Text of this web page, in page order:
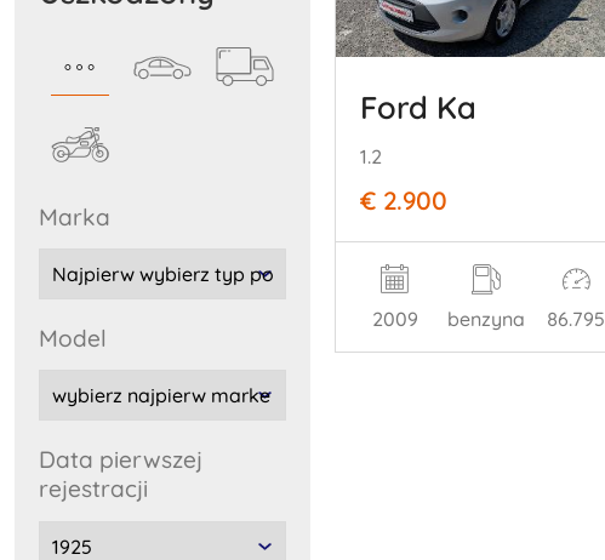
marka
model
data pierwszej
rejestracji
Ford Ka
1.2
€ 2.900
2009 benzyna 86.795